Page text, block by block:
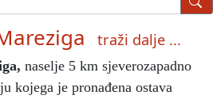
traži dalje ...
, naselje 5 km sjeverozapadno
kojega je pronađena ostava